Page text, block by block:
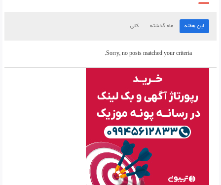
این هفته ماه گذشته کلی
Sorry, no posts matched your criteria.